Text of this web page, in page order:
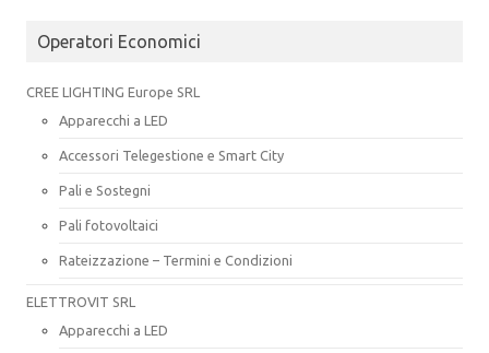
Operatori Economici
CREE LIGHTING Europe SRL
Apparecchi a LED
Accessori Telegestione e Smart City
Pali e Sostegni
Pali fotovoltaici
Rateizzazione – Termini e Condizioni
ELETTROVIT SRL
Apparecchi a LED